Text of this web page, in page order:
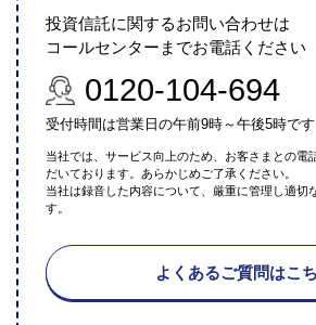
投資信託に関するお問い合わせは
コールセンターまでお電話ください
0120-104-694
受付時間は営業日の午前9時～午後5時です
当社では、サービス向上のため、お客さまとの電
だいております。あらかじめご了承ください。
当社は録音した内容について、厳重に管理し適切
す。
よくあるご質問はこ